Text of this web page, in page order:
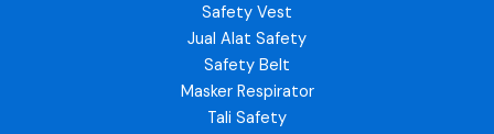
Safety Vest
Jual Alat Safety
Safety Belt
Masker Respirator
Tali Safety